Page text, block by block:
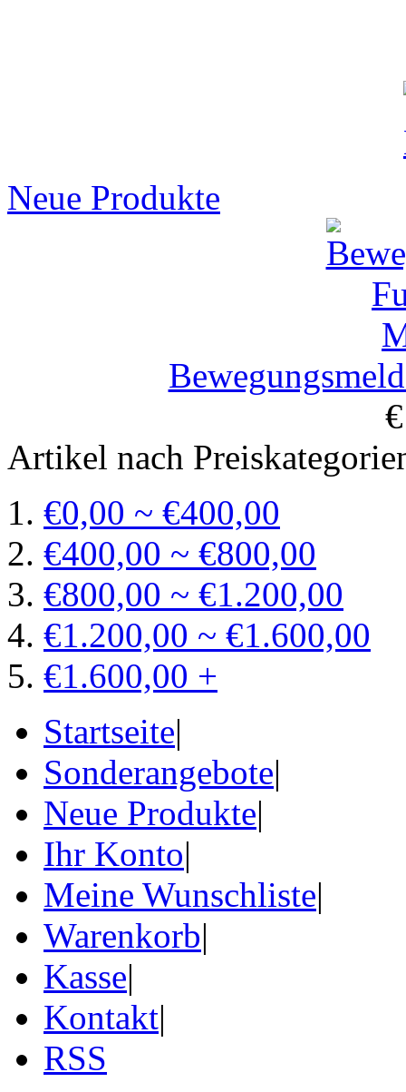
Neue Produkte
Artikel nach
€0,00 ~ €400,00
€400,00 ~ €800,00
€800,00 ~ €1.200,00
€1.200,00 ~ €1.600,00
€1.600,00 +
Startseite|
Sonderangebote|
Neue Produkte|
Ihr Konto|
Meine Wunschliste|
Warenkorb|
Kasse|
Kontakt|
RSS